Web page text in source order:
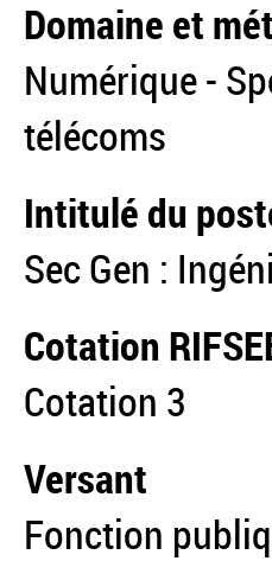
Domaine et
Numérique -
télécoms
Intitulé du
Sec Gen :
Cotation
Cotation 3
Versant
Fonction